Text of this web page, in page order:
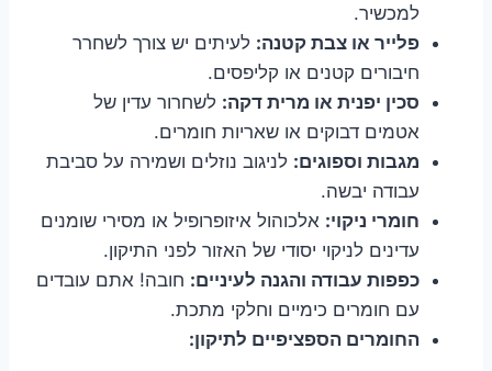
למכשיר.
פלייר או צבת קטנה: לעיתים יש צורך לשחרר
חיבורים קטנים או קליפסים.
סכין יפנית או מרית דקה: לשחרור עדין של
אטמים דבוקים או שאריות חומרים.
מגבות וספוגים: לניגוב נוזלים ושמירה על סביבת
עבודה יבשה.
חומרי ניקוי: אלכוהול איזופרופיל או מסירי שומנים
עדינים לניקוי יסודי של האזור לפני התיקון.
כפפות עבודה והגנה לעיניים: חובה! אתם עובדים
עם חומרים כימיים וחלקי מתכת.
החומרים הספציפיים לתיקון: